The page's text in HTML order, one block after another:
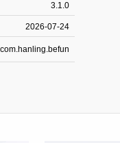
3.1.0
2026-07-24
com.hanling.befun